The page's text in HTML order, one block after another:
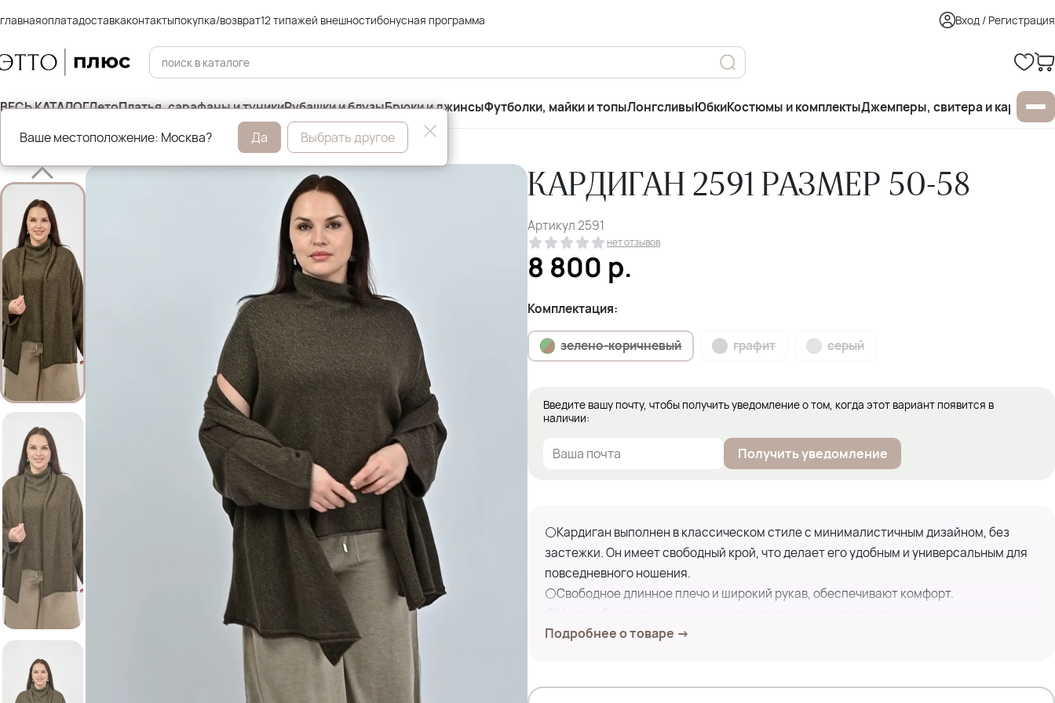
главнаяоплатадоставкаконтактыпокупка/возврат12 типажей внешностибонусная программа Вход / Регистрация
ВЕСЬ КАТАЛОГЛетоПлатья, сарафаны и туникиРубашки и блузыБрюки и джинсыФутболки, майки и топыЛонгсливыЮбкиКостюмы и комплектыДжемперы, свитера и
Главная Джемперы, свитера и кардиганы
КАРДИГАН 2591 РАЗМЕР 50-58
Артикул2591
нет отзывов
8 800 р.
Комплектация:
зелено-коричневый графит серый
Введите вашу почту, чтобы получить уведомление о том, когда этот вариант появится в
наличии:
Получить уведомление
⚪Кардиган выполнен в классическом стиле с минималистичным дизайном, без
застежки. Он имеет свободный крой, что делает его удобным и универсальным для
повседневного ношения.
⚪Свободное длинное плечо и широкий рукав, обеспечивают комфорт.
⚪Цвет добавляет универсальности, позволяя сочетать его с различными
элементами гардероба.
Подробнее о товаре →
Ваше местоположение: Москва? Да Выбрать другое